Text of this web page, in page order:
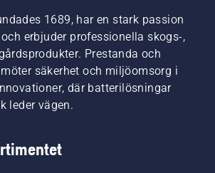
1689, har en stark passion
erbjuder professionella skogs-,
Prestanda och
säkerhet och miljöomsorg i
där batterilösningar
leder vägen.